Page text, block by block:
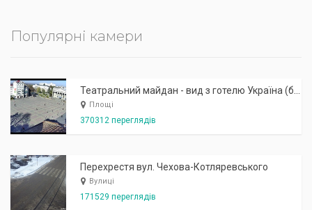
Популярні камери
Площі
370312 переглядів
Перехрестя вул. Чехова-Котляревського
Вулиці
171529 переглядів